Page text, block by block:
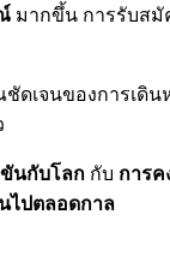
มากขึ้น การรับสมั
จนของการเดิน
ขันกับโลก กับ การค
ไปตลอดกาล